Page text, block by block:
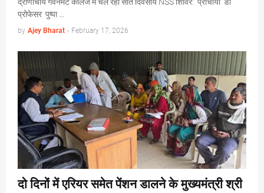
प्रोफेसर पुष्पा …
by Ajey Bharat - February 17, 2026
दो दिनों में एरियर समेत पेंशन डालने के मुख्यमंत्री श्री